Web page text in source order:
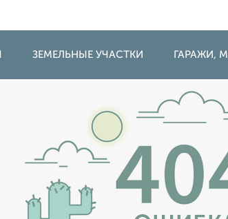
ЗЕМЕЛЬНЫЕ УЧАСТКИ ГАРАЖИ,